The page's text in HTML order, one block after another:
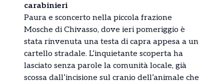
carabinieri
Paura e sconcerto nella piccola frazione
Mosche di Chivasso, dove ieri pomeriggio è
stata rinvenuta una testa di capra appesa a un
cartello stradale. L’inquietante scoperta ha
lasciato senza parole la comunità locale, già
scossa dall’incisione sul cranio dell’animale che